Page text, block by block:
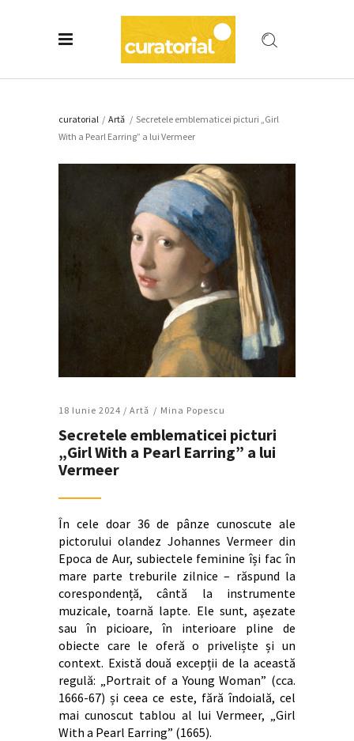
curatorial / Artǎ / Secretele emblematicei picturi „Girl
With a Pearl Earring” a lui Vermeer
18 Iunie 2024 / Artǎ Mina Popescu
Secretele emblematicei picturi
„Girl With a Pearl Earring” a lui
Vermeer
În cele doar 36 de pânze cunoscute ale
pictorului olandez Johannes Vermeer din
Epoca de Aur, subiectele feminine își fac în
mare parte treburile zilnice – răspund la
corespondență, cântă la instrumente
muzicale, toarnă lapte. Ele sunt, aşezate
sau în picioare, în interioare pline de
obiecte care le oferă o priveliște și un
context. Există două excepții de la această
regulă: „Portrait of a Young Woman” (cca.
1666-67) și ceea ce este, fără îndoială, cel
mai cunoscut tablou al lui Vermeer, „Girl
With a Pearl Earring” (1665).